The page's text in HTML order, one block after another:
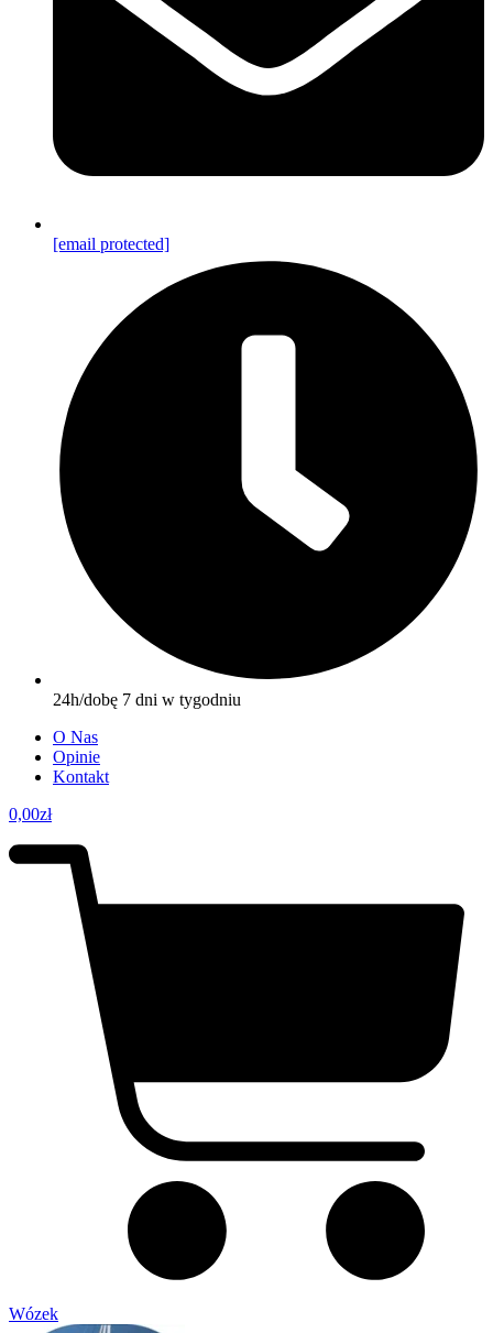
[email protected]
24h/dobę 7 dni w tygodniu
O Nas
Opinie
Kontakt
0,00zł
Wózek